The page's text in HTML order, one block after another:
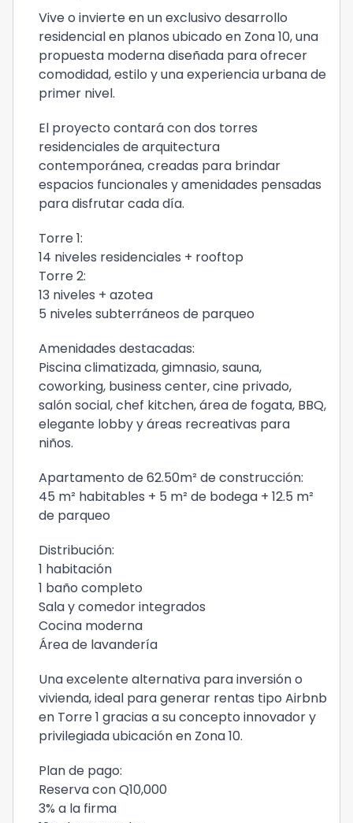
Vive o invierte en un exclusivo desarrollo
residencial en planos ubicado en Zona 10, una
propuesta moderna diseñada para ofrecer
comodidad, estilo y una experiencia urbana de
primer nivel.
El proyecto contará con dos torres
residenciales de arquitectura
contemporánea, creadas para brindar
espacios funcionales y amenidades pensadas
para disfrutar cada día.
Torre 1:
14 niveles residenciales + rooftop
Torre 2:
13 niveles + azotea
5 niveles subterráneos de parqueo
Amenidades destacadas:
Piscina climatizada, gimnasio, sauna,
coworking, business center, cine privado,
salón social, chef kitchen, área de fogata, BBQ,
elegante lobby y áreas recreativas para
niños.
Apartamento de 62.50m² de construcción:
45 m² habitables + 5 m² de bodega + 12.5 m²
de parqueo
Distribución:
1 habitación
1 baño completo
Sala y comedor integrados
Cocina moderna
Área de lavandería
Una excelente alternativa para inversión o
vivienda, ideal para generar rentas tipo Airbnb
en Torre 1 gracias a su concepto innovador y
privilegiada ubicación en Zona 10.
Plan de pago:
Reserva con Q10,000
3% a la firma